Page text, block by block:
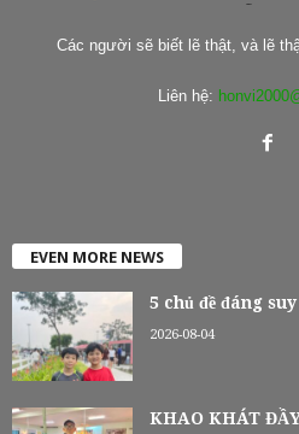
Các người sẽ biết lẽ thật, và lẽ
Liên hệ:
EVEN MORE NEWS
5 chủ đề đáng
2026-08-04
KHAO KHÁT